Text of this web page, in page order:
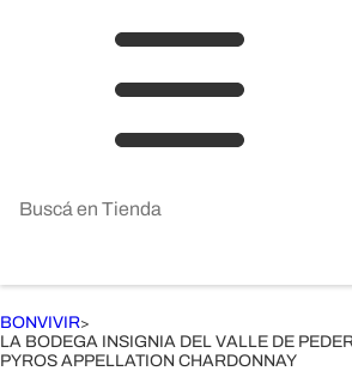
BONVIVIR>
LA BODEGA INSIGNIA DEL VALLE DE
PYROS APPELLATION CHARDONNAY